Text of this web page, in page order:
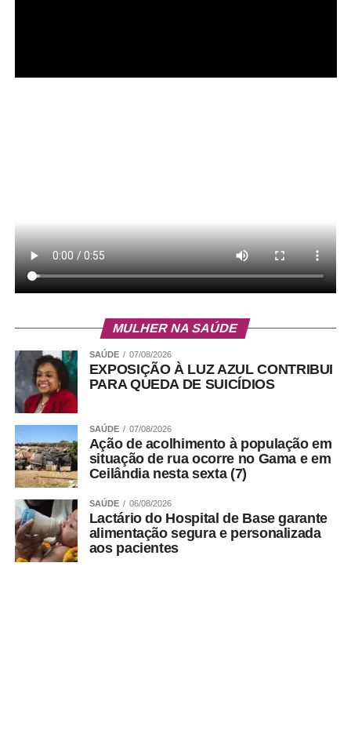
Endereço:SQS 215, Bloco A, Brasília-DF
Instagram:
Diferenciais: Playground para crianças, ambiente
climatizado, espaço para grupos, música ao vivo,
manobrista e escolta, para as mulheres, até o veículo, no
período noturno .
ADVERTISEMENT
MULHER NA SAÚDE
SAÚDE 07/08/2026
EXPOSIÇÃO À LUZ AZUL CONTRIBUI
PARA QUEDA DE SUICÍDIOS
SAÚDE 07/08/2026
Ação de acolhimento à população em
situação de rua ocorre no Gama e em
Ceilândia nesta sexta (7)
SAÚDE 06/08/2026
Lactário do Hospital de Base garante
alimentação segura e personalizada
aos pacientes